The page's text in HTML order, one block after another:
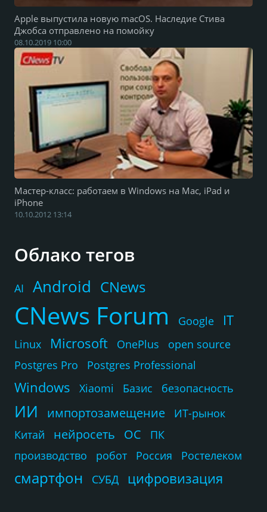
Apple выпустила новую macOS. Наследие Стива
Джобса отправлено на помойку
08.10.2019 10:00
Мастер-класс: работаем в Windows на Mac, iPad и
iPhone
10.10.2012 13:14
Облако тегов
AI Android CNews
CNews Forum Google IT
Linux Microsoft OnePlus
open source
Postgres Pro
Postgres Professional
Windows Xiaomi Базис безопасность
ИИ импортозамещение
ИТ-рынок
Китай
нейросеть ОС
ПК
производство
робот Россия Ростелеком
смартфон СУБД цифровизация